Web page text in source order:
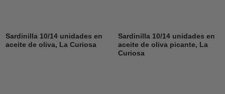
Sardinilla 10/14 unidades en
aceite de oliva, La Curiosa
Sardinilla 10/14 unidades en
aceite de oliva picante, La
Curiosa